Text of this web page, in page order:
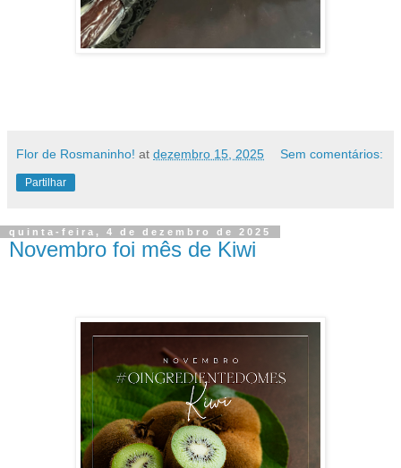
Flor de Rosmaninho! at dezembro 15, 2025 Sem comentários:
Partilhar
quinta-feira, 4 de dezembro de 2025
Novembro foi mês de Kiwi